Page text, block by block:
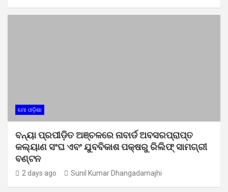
ମୋ ଓଡ଼ିଶା
ବନ୍ୟା ପ୍ରପୀଡ଼ିତ ଅଞ୍ଚଳରେ ନାବାର୍ଡ ଅବସରପ୍ରାପ୍ତ
କଲ୍ୟାଣ ସଂଘ ଏବଂ ଯୁବବିକାଶ ପକ୍ଷରୁ ରିଲିଫ୍ ସାମଗ୍ରୀ
ବଣ୍ଟନ
2 days ago Sunil Kumar Dhangadamajhi